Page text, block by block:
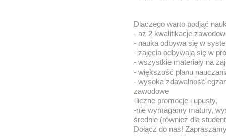
Dlaczego warto podjąć
- aż 2 kwalifikacje
- nauka odbywa się w
- zajęcia odbywają się w
- wszystkie materiały na
- większość planu
- wysoka zdawalność
zawodowe
-liczne promocje i upusty,
-nie wymagamy matury,
średnie (również dla
Dołącz do nas!